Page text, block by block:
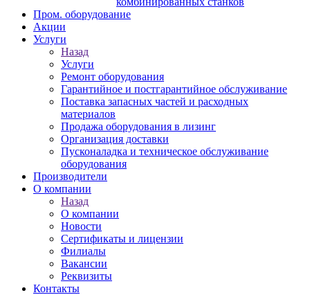
Пром. оборудование
Акции
Услуги
Назад
Услуги
Ремонт оборудования
Гарантийное и постгарантийное обслуживание
Поставка запасных частей и расходных
материалов
Продажа оборудования в лизинг
Организация доставки
Пусконаладка и техническое обслуживание
оборудования
Производители
О компании
Назад
О компании
Новости
Сертификаты и лицензии
Филиалы
Вакансии
Реквизиты
Контакты